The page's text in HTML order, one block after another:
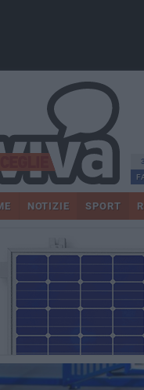
NOTIZIE SPORT